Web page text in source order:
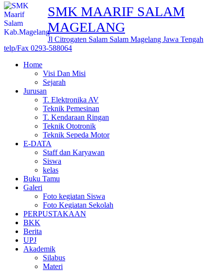
SMK MAARIF SALAM
MAGELANG
Jl Citrogaten Salam Salam Magelang Jawa Tengah
telp/Fax 0293-588064
Home
Visi Dan Misi
Sejarah
Jurusan
T. Elektronika AV
Teknik Pemesinan
T. Kendaraan Ringan
Teknik Ototronik
Teknik Sepeda Motor
E-DATA
Staff dan Karyawan
Siswa
kelas
Buku Tamu
Galeri
Foto kegiatan Siswa
Foto Kegiatan Sekolah
PERPUSTAKAAN
BKK
Berita
UPJ
Akademik
Silabus
Materi